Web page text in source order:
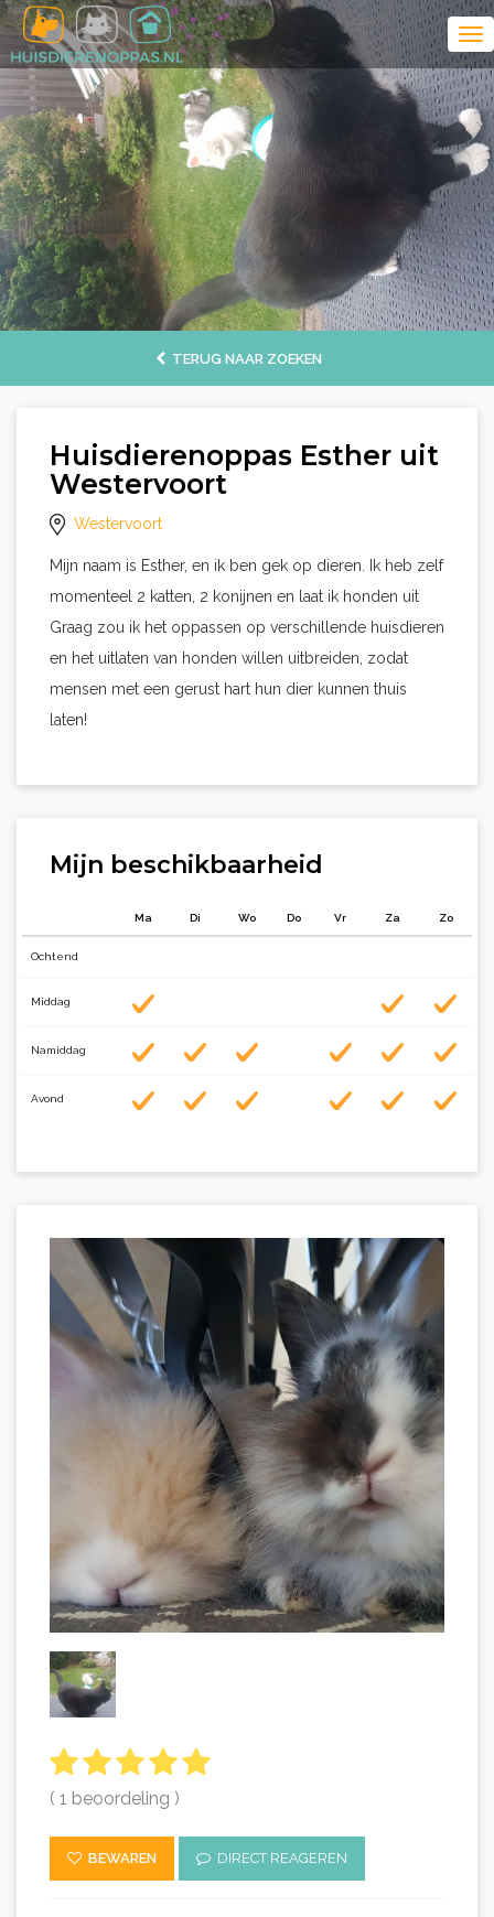
TERUG NAAR ZOEKEN
Huisdierenoppas Esther uit
Westervoort
Westervoort
Mijn naam is Esther, en ik ben gek op dieren. Ik heb zelf
momenteel 2 katten, 2 konijnen en laat ik honden uit
Graag zou ik het oppassen op verschillende huisdieren
en het uitlaten van honden willen uitbreiden, zodat
mensen met een gerust hart hun dier kunnen thuis
laten!
Mijn beschikbaarheid
Ma Di Wo Do Vr Za Zo
Ochtend
Middag
Namiddag
Avond
( 1 beoordeling )
BEWAREN DIRECT REAGEREN